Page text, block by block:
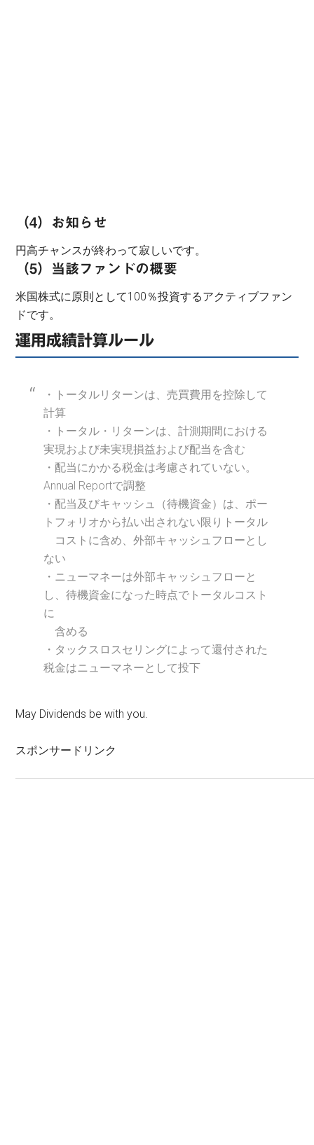
（4）お知らせ
円高チャンスが終わって寂しいです。
（5）当該ファンドの概要
米国株式に原則として100％投資するアクティブファン
ドです。
運用成績計算ルール
・トータルリターンは、売買費用を控除して
計算
・トータル・リターンは、計測期間における
実現および未実現損益および配当を含む
・配当にかかる税金は考慮されていない。
Annual Reportで調整
・配当及びキャッシュ（待機資金）は、ポー
トフォリオから払い出されない限りトータル
コストに含め、外部キャッシュフローとし
ない
・ニューマネーは外部キャッシュフローと
し、待機資金になった時点でトータルコスト
に
含める
・タックスロスセリングによって還付された
税金はニューマネーとして投下
May Dividends be with you.
スポンサードリンク